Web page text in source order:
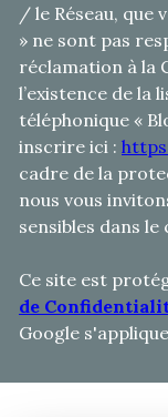
/ le Réseau, que
» ne sont pas
réclamation à la
l’existence de la
téléphonique «
inscrire ici :
cadre de la
nous vous
sensibles dans le
Ce site est
de
Google